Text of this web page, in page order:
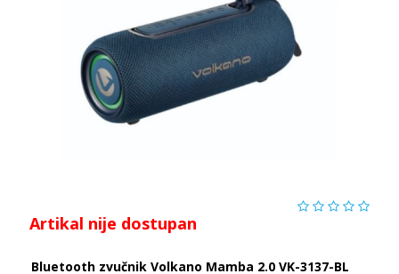
Artikal nije dostupan
Bluetooth zvučnik Volkano Mamba 2.0 VK-3137-BL